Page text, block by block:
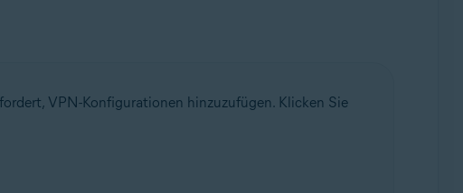
VPN-Konfigurationen hinzuzufügen. Klicken Sie